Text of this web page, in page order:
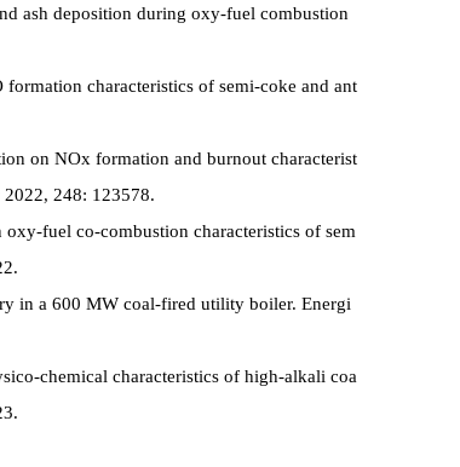
ash deposition during oxy-fuel combustion
characteristics of semi-coke and ant
on NOx formation and burnout characterist
248: 123578.
fuel co-combustion characteristics of sem
in a 600 MW coal-fired utility boiler. Energi
chemical characteristics of high-alkali coa